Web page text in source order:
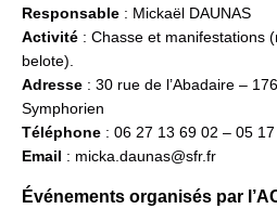
Responsable : Mickaël DAUNAS
Activité : Chasse et manifestations
belote).
Adresse : 30 rue de l’Abadaire –
Symphorien
Téléphone : 06 27 13 69 02 – 05 17
Email : micka.daunas@sfr.fr
Événements organisés par